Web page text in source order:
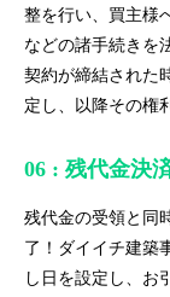
整を行い、買主様
などの諸手続きを
契約が締結された
定し、以降その権
06 : 残代金決
残代金の受領と同
了！ダイイチ建築
し日を設定し、お